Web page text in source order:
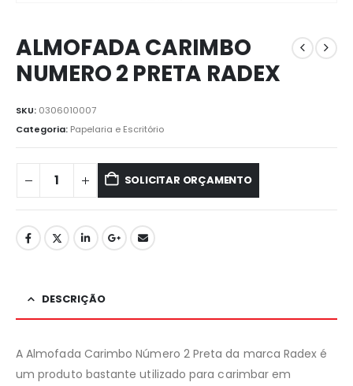
ALMOFADA CARIMBO
NUMERO 2 PRETA RADEX
SKU: 0306010007
Categoria: Papelaria e Escritório
SOLICITAR ORÇAMENTO
DESCRIÇÃO
A Almofada Carimbo Número 2 Preta da marca Radex é
um produto bastante utilizado para carimbar em